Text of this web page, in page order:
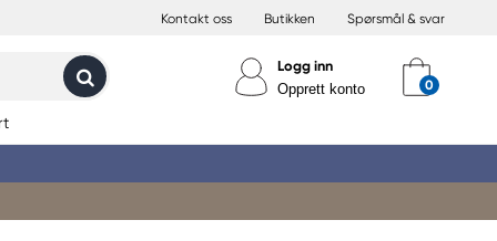
Kontakt oss Butikken Spørsmål & svar
Logg inn
Opprett konto